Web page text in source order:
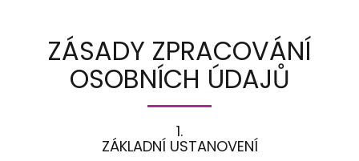
ZÁSADY ZPRACOVÁNÍ
OSOBNÍCH ÚDAJŮ
1.
ZÁKLADNÍ USTANOVENÍ